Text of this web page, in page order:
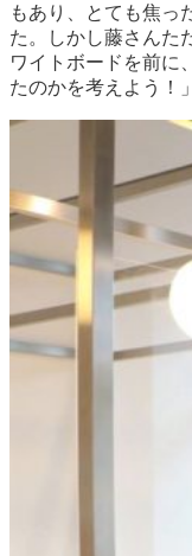
もあり、とても焦っ
た。しかし藤さんた
ワイトボードを前に
たのかを考えよう！